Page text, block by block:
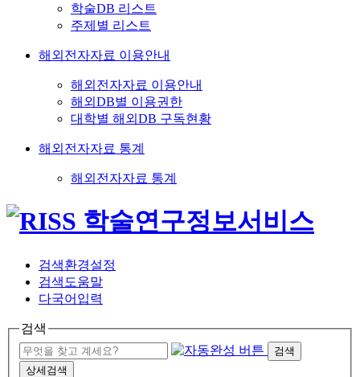
학술DB 리스트
주제별 리스트
해외전자자료 이용안내
해외전자자료 이용안내
해외DB별 이용권한
대학별 해외DB 구독현황
해외전자자료 통계
해외전자자료 통계
검색환경설정
검색도움말
다국어입력
검색
검색
상세검색